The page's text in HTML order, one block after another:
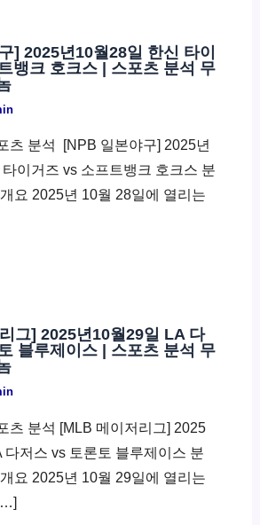
] 2025년10월28일 한신 타이
뱅크 호크스 | 스포츠 분석 무
츠 분석 ​ [NPB 일본야구] 2025년
이거즈 vs 소프트뱅크 호크스 분
요 2025년 10월 28일에 열리는
그] 2025년10월29일 LA 다
블루제이스 | 스포츠 분석 무
츠 분석 [MLB 메이저리그] 2025
다저스 vs 토론토 블루제이스 분
요 2025년 10월 29일에 열리는